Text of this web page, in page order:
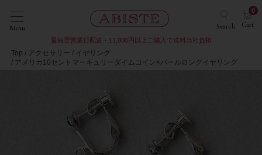
Menu Search Cart
0
最短翌営業日配送・11,000円以上ご購入で送料当社負担
Top アクセサリー
イヤリング
アメリカ10セントマーキュリーダイムコイン×パールロングイヤリング